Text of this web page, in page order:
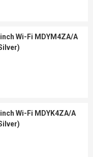
Wi-Fi MDYM4ZA/A
Wi-Fi MDYK4ZA/A